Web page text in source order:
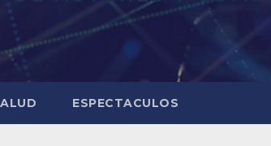
ESPECTACULOS